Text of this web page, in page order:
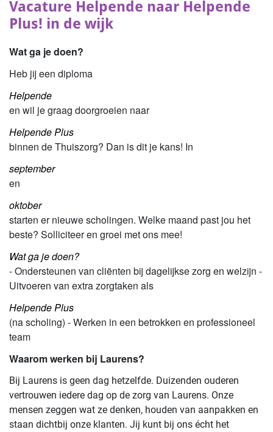
Vacature Helpende naar Helpende
Plus! in de wijk
Wat ga je doen?
Heb jij een diploma
Helpende
en wil je graag doorgroeien naar
Helpende Plus
binnen de Thuiszorg? Dan is dit je kans! In
september
en
oktober
starten er nieuwe scholingen. Welke maand past jou het
beste? Solliciteer en groei met ons mee!
Wat ga je doen?
- Ondersteunen van cliënten bij dagelijkse zorg en welzijn -
Uitvoeren van extra zorgtaken als
Helpende Plus
(na scholing) - Werken in een betrokken en professioneel
team
Waarom werken bij Laurens?
Bij Laurens is geen dag hetzelfde. Duizenden ouderen
vertrouwen iedere dag op de zorg van Laurens. Onze
mensen zeggen wat ze denken, houden van aanpakken en
staan dichtbij onze klanten. Jij kunt bij ons écht het